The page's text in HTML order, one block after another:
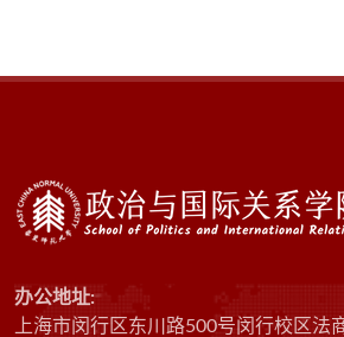
办公地址:
上海市闵行区东川路500号闵行校区法